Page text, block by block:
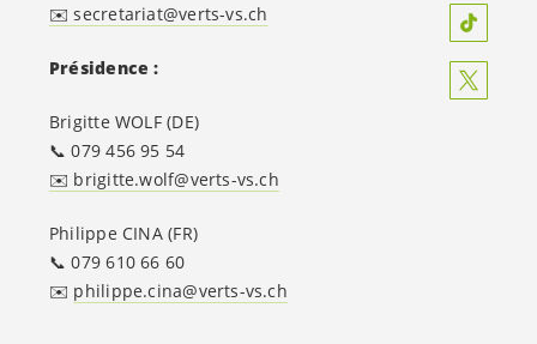
✉️ secretariat@verts-vs.ch
Présidence :
Brigitte WOLF (DE)
📞 079 456 95 54
✉️ brigitte.wolf@verts-vs.ch
Philippe CINA (FR)
📞 079 610 66 60
✉️ philippe.cina@verts-vs.ch